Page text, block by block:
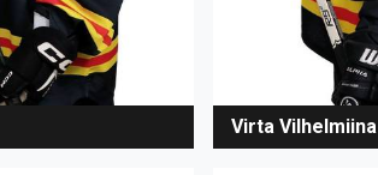
Virta Vilhelmiina